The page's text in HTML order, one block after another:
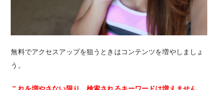
無料でアクセスアップを狙うときはコンテンツを増やしましょ
う。
これを増やさない限り、検索されるキーワードは増えません。